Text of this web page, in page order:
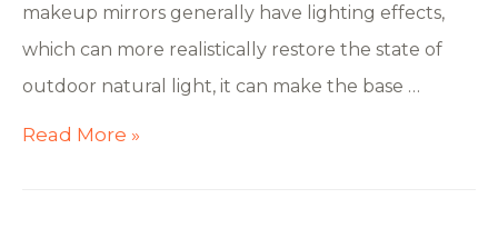
makeup mirrors generally have lighting effects,
which can more realistically restore the state of
outdoor natural light, it can make the base …
Read More »